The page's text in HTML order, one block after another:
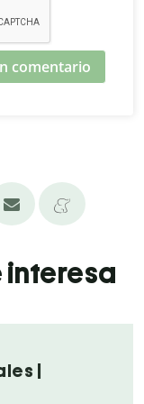
comentario
interesa
|